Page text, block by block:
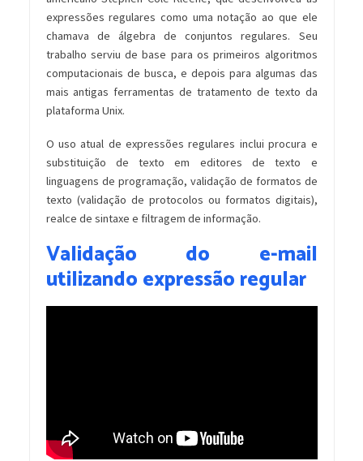
expressões regulares como uma notação ao que ele
chamava de álgebra de conjuntos regulares. Seu
trabalho serviu de base para os primeiros algoritmos
computacionais de busca, e depois para algumas das
mais antigas ferramentas de tratamento de texto da
plataforma Unix.
O uso atual de expressões regulares inclui procura e
substituição de texto em editores de texto e
linguagens de programação, validação de formatos de
texto (validação de protocolos ou formatos digitais),
realce de sintaxe e filtragem de informação.
Validação do e-mail
utilizando expressão regular